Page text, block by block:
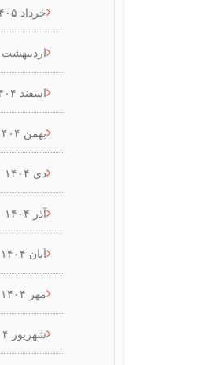
خرداد ۱۴۰۵
اردیبهشت ۱۴۰۵
اسفند ۱۴۰۴
بهمن ۱۴۰۴
دی ۱۴۰۴
آذر ۱۴۰۴
آبان ۱۴۰۴
مهر ۱۴۰۴
شهریور ۱۴۰۴